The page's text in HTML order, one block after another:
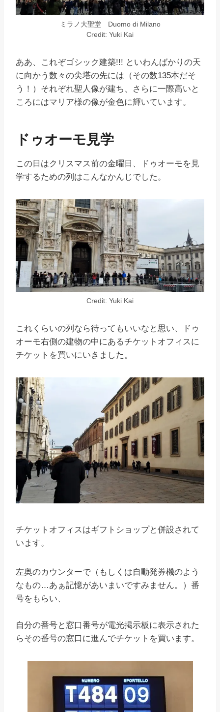
ミラノ大聖堂 Duomo di Milano
Credit: Yuki Kai
ああ、これぞゴシック建築!!! といわんばかりの天
に向かう数々の尖塔の先には（その数135本だそ
う！）それぞれ聖人像が建ち、さらに一際高いと
ころにはマリア様の像が金色に輝いています。
ドゥオーモ見学
この日はクリスマス前の金曜日、ドゥオーモを見
学するための列はこんなかんじでした。
Credit: Yuki Kai
これくらいの列なら待ってもいいなと思い、ドゥ
オーモ右側の建物の中にあるチケットオフィスに
チケットを買いにいきました。
チケットオフィスはギフトショップと併設されて
います。
左奥のカウンターで（もしくは自動発券機のよう
なもの…あぁ記憶があいまいですみません。）番
号をもらい、
自分の番号と窓口番号が電光掲示板に表示された
らその番号の窓口に進んでチケットを買います。